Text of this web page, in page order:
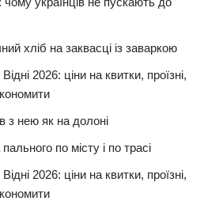
хліб на заквасці із заваркою
2026: ціни на квитки, проїзні,
з нею як на долоні
по місту і по трасі
2026: ціни на квитки, проїзні,